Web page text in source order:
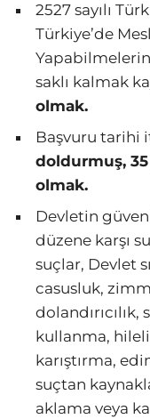
2527 sayılı
Türkiye’de
saklı kalmak
olmak.
Başvuru tarihi
doldurmuş, 35
olmak.
Devletin
düzene karşı
suçlar, Devlet
casusluk,
kullanma,
karıştırma,
suçtan
aklama veya